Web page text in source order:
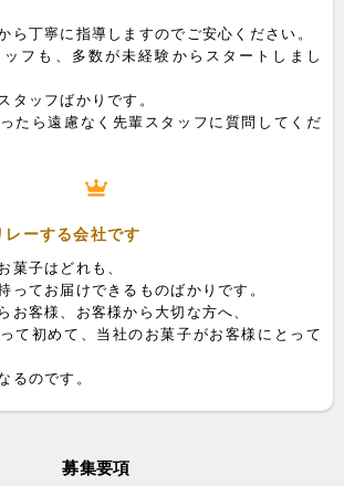
ら丁寧に指導しますのでご安心ください。
フも、多数が未経験からスタートしまし
タッフばかりです。
たら遠慮なく先輩スタッフに質問してくだ
ーする会社です
菓子はどれも、
ってお届けできるものばかりです。
お客様、お客様から大切な方へ、
て初めて、当社のお菓子がお客様にとって
るのです。
募集要項